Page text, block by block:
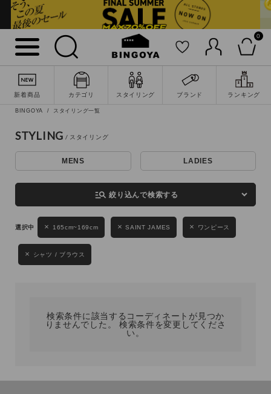
0
新着商品 カテゴリ スタイリング ブランド ランキング
詳細検索
キーワード
性別
MENS LADIES KIDS
ブランド
BINGOYA スタイリング一覧
STYLING
MENS LADIES
manage_search 絞り込んで検索する
165cm~169cm SAINT JAMES ワンピース
シャツ / ブラウス
検索条件に該当するコーディネートが見つか
りませんでした。 検索条件を変更してくださ
い。